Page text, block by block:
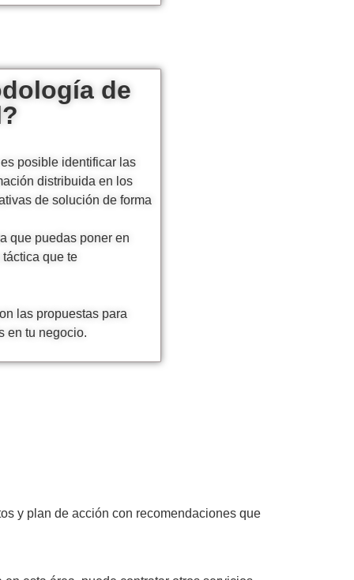
de
posible identificar las
distribuida en los
de solución de forma
que puedas poner en
que te
las propuestas para
en tu negocio.
y plan de acción con recomendaciones que